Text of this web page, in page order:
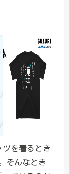
を着るとき
そんなとき